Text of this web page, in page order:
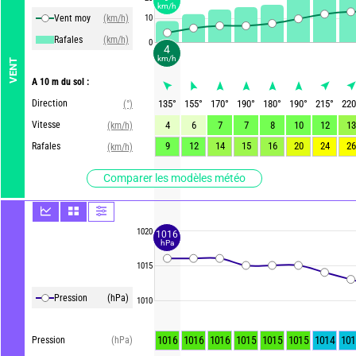
VENT
Vent moy
(km/h)
Rafales
(km/h)
A 10 m du sol :
Direction
(°)
Vitesse
(km/h)
Rafales
(km/h)
Comparer les modèles météo
Pression (hPa)
Pression (hPa)
10
0
1020
1015
1010
135° 155° 170° 190° 180° 190° 215°
220
4
6 7 7 8 10 12
13
9
12 14 15 16 20 24 26
1016 1016 1016 1015 1015 1015 1014
4
km/h
km/h
1016
hPa